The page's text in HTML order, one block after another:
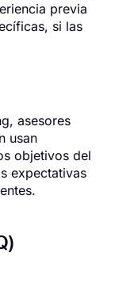
previa
si las
asesores
usan
objetivos del
expectativas